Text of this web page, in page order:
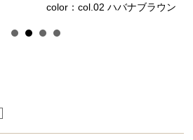
color：col.02 ハバナブラウン